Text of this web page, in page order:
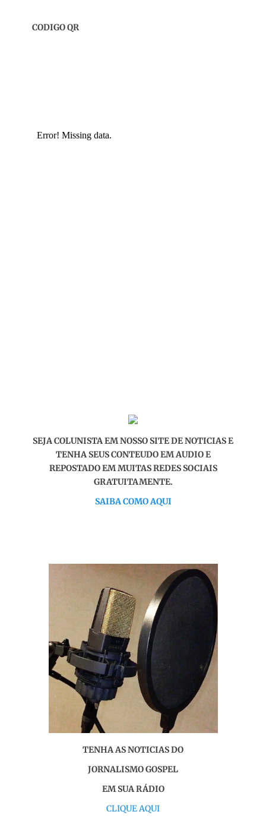
CODIGO QR
SEJA COLUNISTA EM NOSSO SITE DE NOTICIAS E
TENHA SEUS CONTEUDO EM AUDIO E
REPOSTADO EM MUITAS REDES SOCIAIS
GRATUITAMENTE.
SAIBA COMO AQUI
TENHA AS NOTICIAS DO
JORNALISMO GOSPEL
EM SUA RÁDIO
CLIQUE AQUI